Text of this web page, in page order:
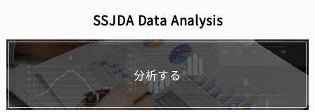
SSJDA Data Analysis
分析する